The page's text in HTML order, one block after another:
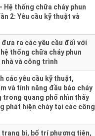
Hệ thống chữa cháy phun
2: Yêu cầu kỹ thuật và
ra các yêu cầu đối với
thống chữa cháy phun
và công trình
các yêu cầu kỹ thuật,
và tính năng đầu báo cháy
trong quang phổ nhìn thấy
phát hiện cháy tại các công
trang bị, bố trí phương tiện,